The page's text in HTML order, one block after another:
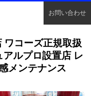
お問い合わせ
ワコーズ正規取扱
ルプロ設置店 レ
メンテナンス